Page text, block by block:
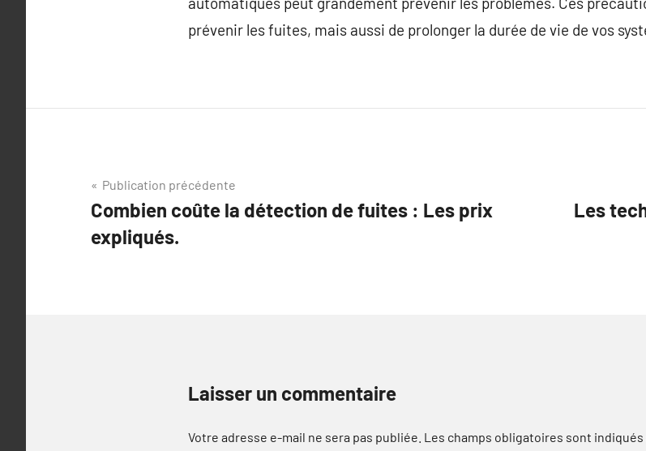
prévenir les fuites, mais aussi de prolonger la durée de vie de vos
Navigation
de
l’article
Publication précédente
Combien coûte la détection de fuites : Les prix
expliqués.
Les
Laisser un commentaire
Votre adresse e-mail ne sera pas publiée. Les champs obligatoires sont indiqués